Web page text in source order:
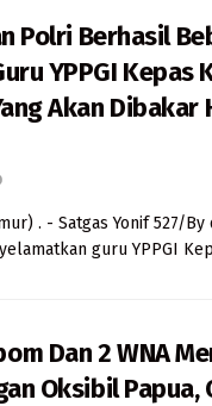
Polri Berhasil
YPPGI Kepas
Akan Dibakar
. - Satgas Yonif 527/
guru YPPGI
Dan 2 WNA
Oksibil Papua,